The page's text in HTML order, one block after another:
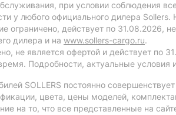
при условии соблюдения
у любого официального дилера
ограничено, действует по 31.08.2026,
дилера и на www.sollers-cargo.ru.
не является офертой и действует по
Подробности, актуальные условия
SOLLERS постоянно
цвета, цены моделей,
на то, что все представленные на